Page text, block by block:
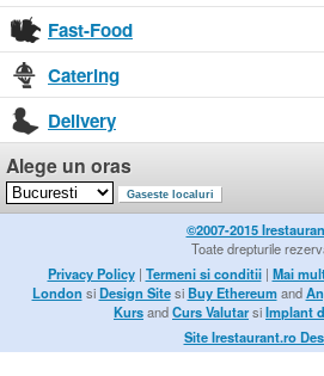
Fast-Food
Catering
Delivery
Alege un oras
©2007-2015
Toate drepturile
Privacy Policy| Termeni si conditii| Mai
London siDesign Sitesi Buy Ethereumand
KursandCurs ValutarsiImplant
Site Irestaurant.ro